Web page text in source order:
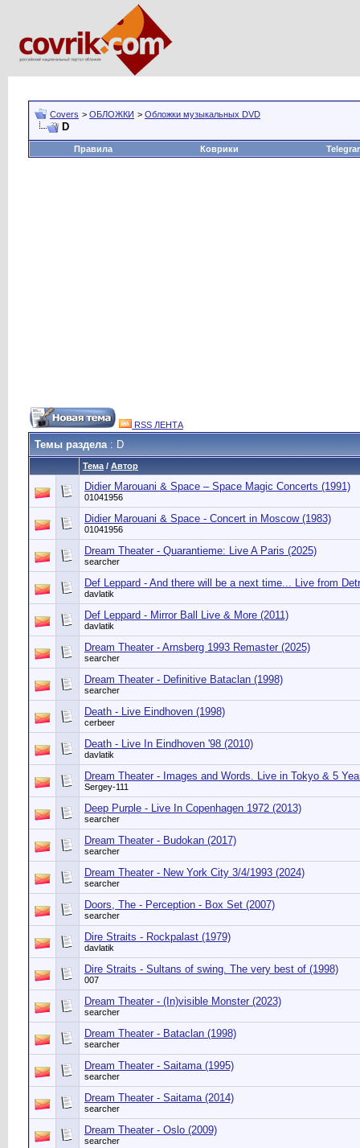
Covers > ОБЛОЖКИ > Обложки музыкальных DVD
D
Правила Коврики
RSS ЛЕНТА
Темы раздела: D
Тема / Автор
Didier Marouani & Space – Space Magic Concerts (1991)
01041956
Didier Marouani & Space - Concert in Moscow (1983)
01041956
Dream Theater - Quarantieme: Live A Paris (2025)
searcher
Def Leppard - And there will be a next time... Live from
davlatik
Def Leppard - Mirror Ball Live & More (2011)
davlatik
Dream Theater - Arnsberg 1993 Remaster (2025)
searcher
Dream Theater - Definitive Bataclan (1998)
searcher
Death - Live Eindhoven (1998)
cerbeer
Death - Live In Eindhoven '98 (2010)
davlatik
Dream Theater - Images and Words. Live in Tokyo & 5
Sergey-111
Deep Purple - Live In Copenhagen 1972 (2013)
searcher
Dream Theater - Budokan (2017)
searcher
Dream Theater - New York City 3/4/1993 (2024)
searcher
Doors, The - Perception - Box Set (2007)
searcher
Dire Straits - Rockpalast (1979)
davlatik
Dire Straits - Sultans of swing. The very best of (1998)
007
Dream Theater - (In)visible Monster (2023)
searcher
Dream Theater - Bataclan (1998)
searcher
Dream Theater - Saitama (1995)
searcher
Dream Theater - Saitama (2014)
searcher
Dream Theater - Oslo (2009)
searcher